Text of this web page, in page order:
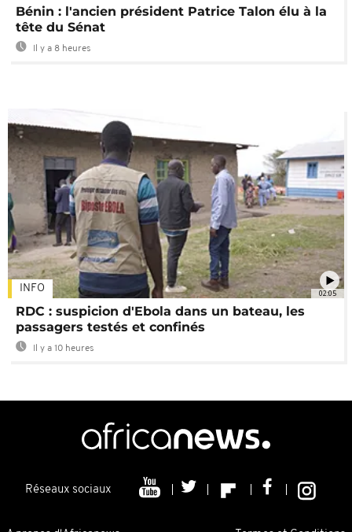
Bénin : l'ancien président Patrice Talon élu à la
tête du Sénat
Il y a 8 heures
02:05
INFO
RDC : suspicion d'Ebola dans un bateau, les
passagers testés et confinés
Il y a 10 heures
Réseaux sociaux